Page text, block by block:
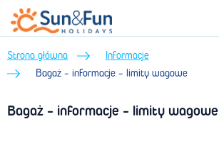
Strona główna
Informacje
Bagaż - informacje - limity wagowe
Bagaż - informacje - limity wagowe